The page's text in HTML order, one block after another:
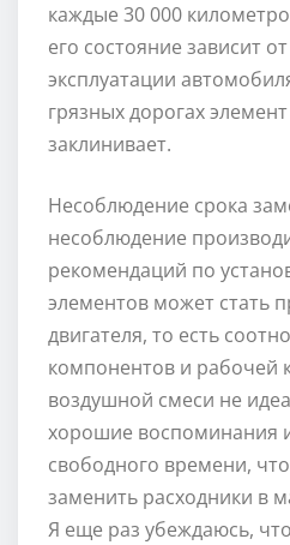
каждые 30 000
его состояние зависит
эксплуатации
грязных дорогах
заклинивает.
Несоблюдение срока
несоблюдение
рекомендаций по
элементов может стать
двигателя, то есть
компонентов и рабочей
воздушной смеси не
хорошие воспоминания
свободного времени,
заменить расходники в
Я еще раз убеждаюсь,